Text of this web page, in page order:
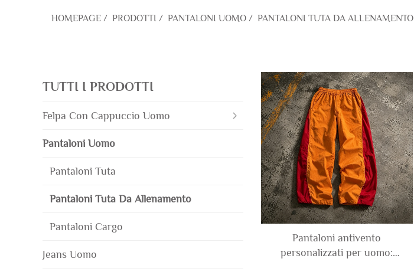
HOMEPAGE / PRODOTTI / PANTALONI UOMO / PANTALONI TUTA DA ALLENAMENTO
TUTTI I PRODOTTI
Felpa Con Cappuccio Uomo
Pantaloni Uomo
Pantaloni Tuta
Pantaloni Tuta Da Allenamento
Pantaloni Cargo
Jeans Uomo
Pantaloni antivento
personalizzati per uomo: